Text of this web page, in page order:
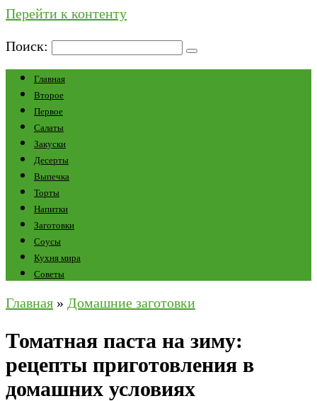
Перейти к контенту
Поиск:
Главная
Второе
Первое
Салаты
Закуски
Десерты
Выпечка
Торты
Напитки
Заготовки
Соусы
Кухня мира
Советы
Главная » Домашние заготовки
Томатная паста на зиму:
рецепты приготовления в
домашних условиях